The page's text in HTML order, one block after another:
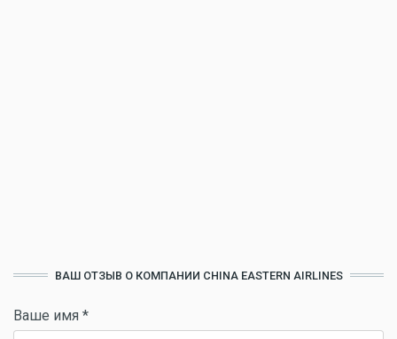
ВАШ ОТЗЫВ О КОМПАНИИ CHINA EASTERN AIRLINES
Ваше имя *